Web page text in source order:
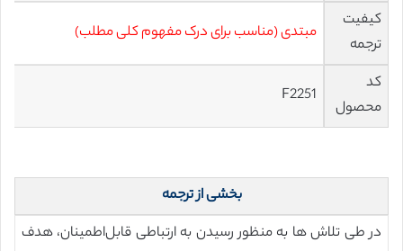
کیفیت
ترجمه
مبتدی (مناسب برای درک مفهوم کلی مطلب)
کد
محصول
F2251
بخشی از ترجمه
در طی تلاش ها به منظور رسیدن به ارتباطی قابل‌اطمینان، هدف